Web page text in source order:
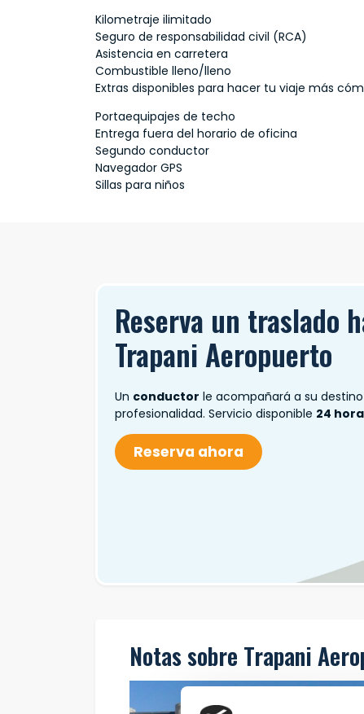
Kilometraje ilimitado
Seguro de responsabilidad civil (RCA)
Asistencia en carretera
Combustible lleno/lleno
Extras disponibles para hacer tu viaje más
Portaequipajes de techo
Entrega fuera del horario de oficina
Segundo conductor
Navegador GPS
Sillas para niños
Reserva un traslado
Trapani Aeropuerto
Un conductor le acompañará a su
profesionalidad. Servicio disponible 24
Reserva ahora
Notas sobre Trapani